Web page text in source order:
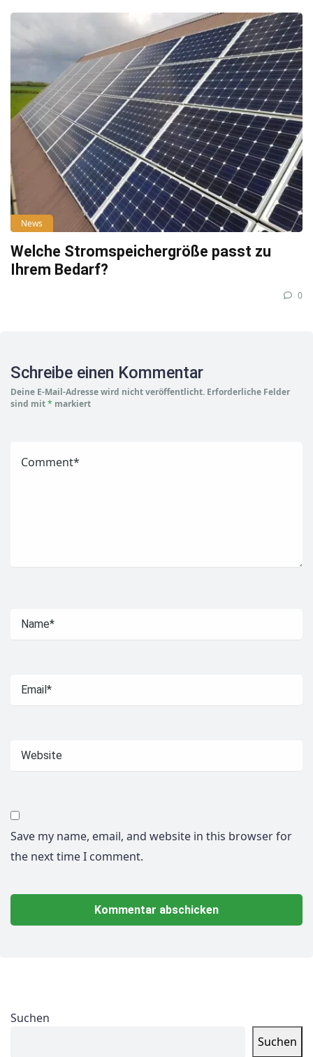
News
Welche Stromspeichergröße passt zu
Ihrem Bedarf?
0
Schreibe einen Kommentar
Deine E-Mail-Adresse wird nicht veröffentlicht. Erforderliche Felder
sind mit* markiert
Save my name, email, and website in this browser for
the next time I comment.
Suchen
Suchen